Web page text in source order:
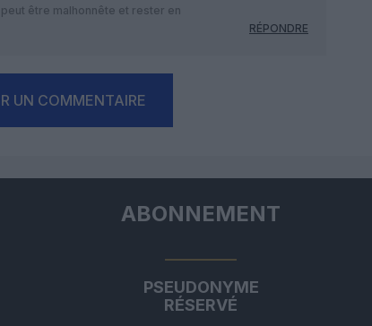
être malhonnête et rester en
RÉPONDRE
UN COMMENTAIRE
ABONNEMENT
PSEUDONYME
RÉSERVÉ